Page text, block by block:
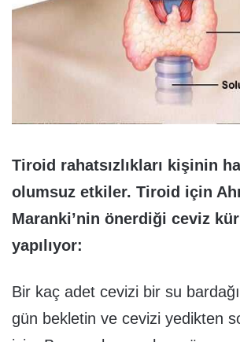
Tiroid rahatsızlıkları kişinin
olumsuz etkiler. Tiroid için
Maranki’nin önerdiği ceviz
yapılıyor:
Bir kaç adet cevizi bir su
gün bekletin ve cevizi yedikten